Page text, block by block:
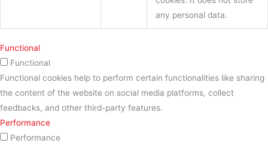
any personal data.
Functional
Functional
Functional cookies help to perform certain functionalities like sharing
the content of the website on social media platforms, collect
feedbacks, and other third-party features.
Performance
Performance